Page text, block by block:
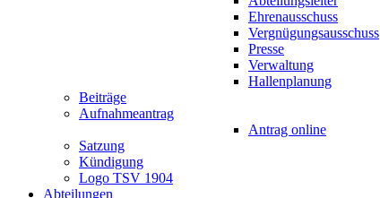
Ehrenausschuss
Vergnügungsausschuss
Presse
Verwaltung
Hallenplanung
Beiträge
Aufnahmeantrag
Antrag online
Satzung
Kündigung
Logo TSV 1904
Abteilungen